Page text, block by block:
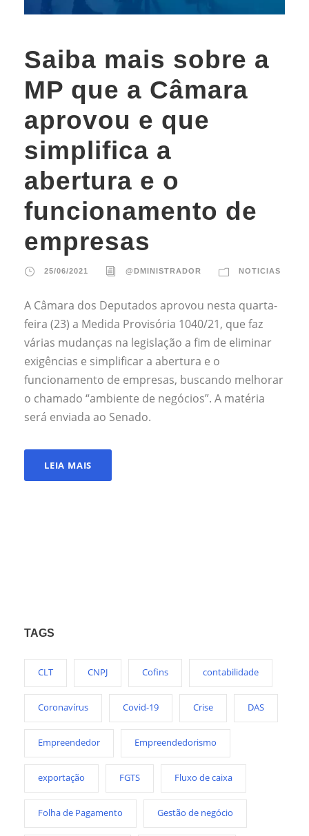
Saiba mais sobre a
MP que a Câmara
aprovou e que
simplifica a
abertura e o
funcionamento de
empresas
25/06/2021 @DMINISTRADOR NOTICIAS
A Câmara dos Deputados aprovou nesta quarta-
feira (23) a Medida Provisória 1040/21, que faz
várias mudanças na legislação a fim de eliminar
exigências e simplificar a abertura e o
funcionamento de empresas, buscando melhorar
o chamado “ambiente de negócios”. A matéria
será enviada ao Senado.
LEIA MAIS
TAGS
CLT CNPJ Cofins contabilidade
Coronavírus Covid-19 Crise DAS
Empreendedor Empreendedorismo
exportação FGTS Fluxo de caixa
Folha de Pagamento Gestão de negócio